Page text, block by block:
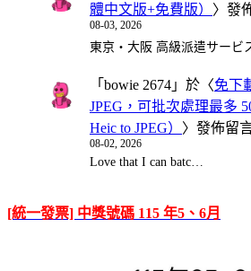
體中文版+免費版） 〉發
08-03, 2026
東京・大阪 高級派遣サー
「 bowie 2674 」於〈免下
JPEG，可批次處理最多
Heic to JPEG） 〉發佈留
08-02, 2026
Love that I can batc…
[統一發票] 中獎號碼 115 年5、6月